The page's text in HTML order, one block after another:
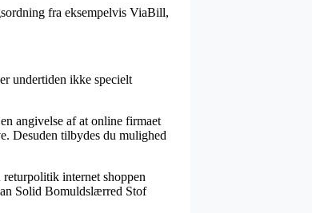
fra eksempelvis ViaBill,
undertiden ikke specielt
angivelse af at online firmaet
Desuden tilbydes du mulighed
internet shoppen
Solid Bomuldslærred Stof